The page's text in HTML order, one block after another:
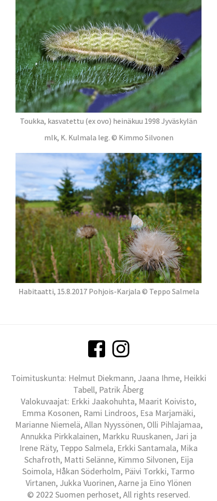
Toukka, kasvatettu (ex ovo) heinäkuu 1998 Jyväskylän
mlk, K. Kulmala leg. © Kimmo Silvonen
Habitaatti, 15.8.2017 Pohjois-Karjala © Teppo Salmela
Toimituskunta: Helmut Diekmann, Jaana Ihme, Heikki
Tabell, Patrik Åberg
Valokuvaajat: Erkki Jaakohuhta, Maarit Koivisto,
Emma Kosonen, Rami Lindroos, Esa Marjamäki,
Marianne Niemelä, Allan Nyyssönen, Olli Pihlajamaa,
Annukka Pirkkalainen, Markku Ruuskanen, Jari ja
Irene Räty, Teppo Salmela, Erkki Santamala, Mika
Schafroth, Matti Selänne, Kimmo Silvonen, Eija
Soimola, Håkan Söderholm, Päivi Torkki, Tarmo
Virtanen, Jukka Vuorinen, Aarne ja Eino Ylönen
© 2022 Suomen perhoset, All rights reserved.